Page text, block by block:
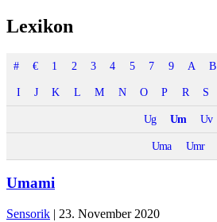
Lexikon
# € 1 2 3 4 5 7 9 A B
I J K L M N O P R S
Ug Um Uv
Uma Umr
Umami
Sensorik | 23. November 2020